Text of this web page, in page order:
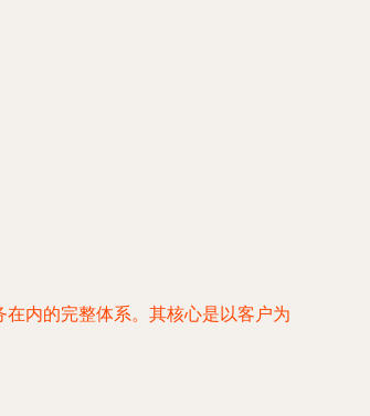
内的完整体系。其核心是以客户为